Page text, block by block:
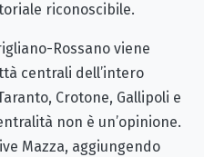
riconoscibile.
Rossano viene
centrali dell’intero
Crotone, Gallipoli e
non è un’opinione.
Mazza, aggiungendo